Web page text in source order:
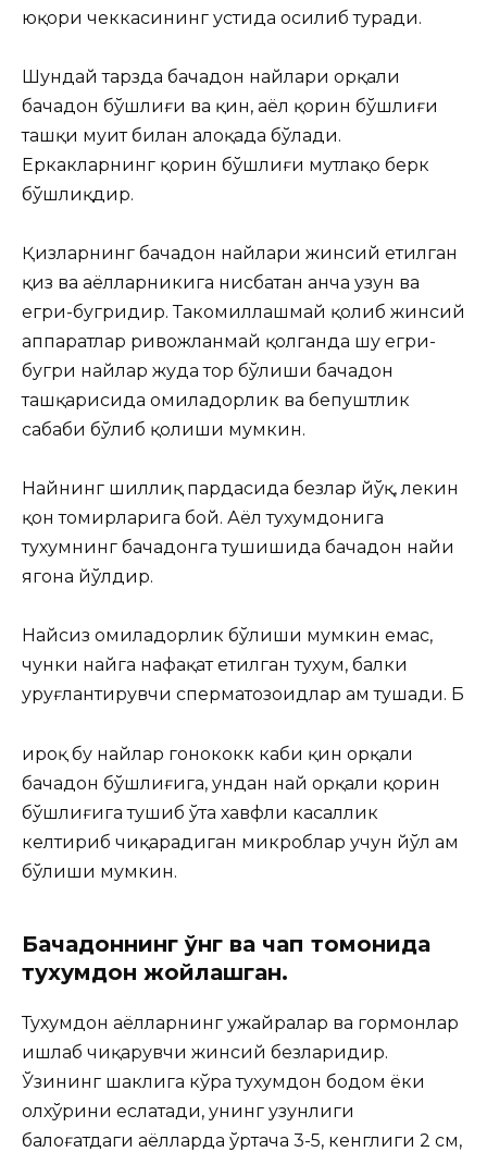
юқори чеккасининг устида осилиб туради.
Шундай тарзда бачадон найлари орқали
бачадон бўшлиғи ва қин, аёл қорин бўшлиғи
ташқи муҳит билан алоқада бўлади.
Еркакларнинг қорин бўшлиғи мутлақо берк
бўшлиқдир.
Қизларнинг бачадон найлари жинсий етилган
қиз ва аёлларникига нисбатан анча узун ва
егри-бугридир. Такомиллашмай қолиб жинсий
аппаратлар ривожланмай қолганда шу егри-
бугри найлар жуда тор бўлиши бачадон
ташқарисида ҳомиладорлик ва бепуштлик
сабаби бўлиб қолиши мумкин.
Найнинг шиллиқ пардасида безлар йўқ, лекин
қон томирларига бой. Аёл тухумдонига
тухумнинг бачадонга тушишида бачадон найи
ягона йўлдир.
Найсиз ҳомиладорлик бўлиши мумкин емас,
чунки найга нафақат етилган тухум, балки
уруғлантирувчи сперматозоидлар ҳам тушади. Б
ироқ бу найлар гонококк каби қин орқали
бачадон бўшлиғига, ундан най орқали қорин
бўшлиғига тушиб ўта хавфли касаллик
келтириб чиқарадиган микроблар учун йўл ҳам
бўлиши мумкин.
Бачадоннинг ўнг ва чап томонида
тухумдон жойлашган.
Тухумдон аёлларнинг ҳужайралар ва гормонлар
ишлаб чиқарувчи жинсий безларидир.
Ўзининг шаклига кўра тухумдон бодом ёки
олхўрини еслатади, унинг узунлиги
балоғатдаги аёлларда ўртача 3-5, кенглиги 2 см,